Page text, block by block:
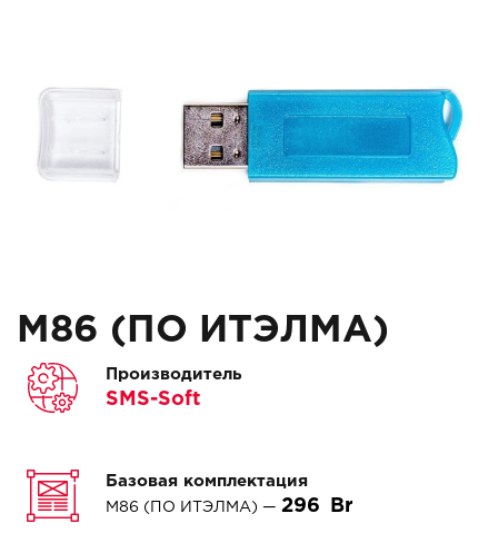
M86 (ПО ИТЭЛМА)
Производитель
SMS-Soft
Базовая комплектация
M86 (ПО ИТЭЛМА) — 296